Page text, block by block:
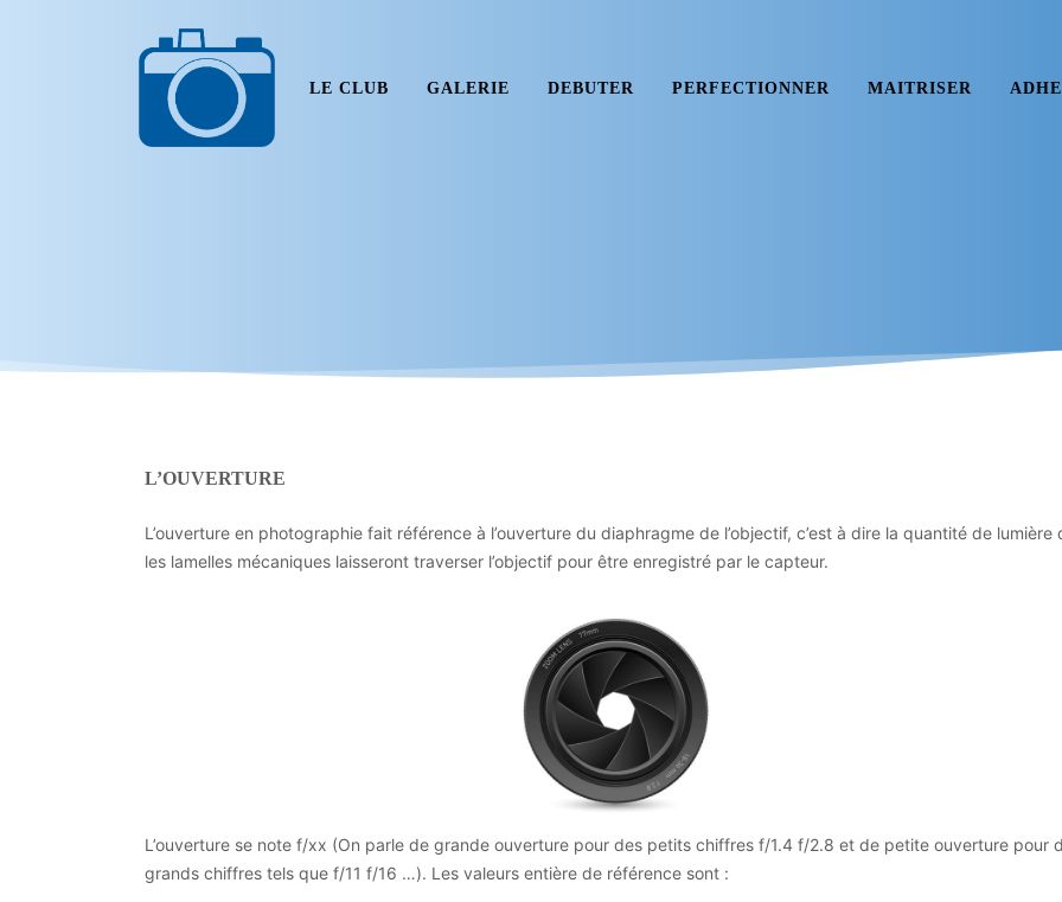
LE CLUB GALERIE DEBUTER PERFECTIONNER MAITRISER
L’OUVERTURE
L’ouverture en photographie fait référence à l’ouverture du diaphragme de l’objectif, c’est à dire la quantité de lumière
les lamelles mécaniques laisseront traverser l’objectif pour être enregistré par le capteur.
L’ouverture se note f/xx (On parle de grande ouverture pour des petits chiffres f/1.4 f/2.8 et de petite ouverture pour
grands chiffres tels que f/11 f/16 …). Les valeurs entière de référence sont :